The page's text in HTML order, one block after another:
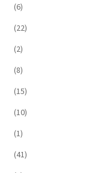
(6)
(22)
(2)
(8)
(15)
(10)
(1)
(41)